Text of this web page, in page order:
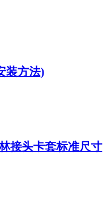
装方法)
接头卡套标准尺寸